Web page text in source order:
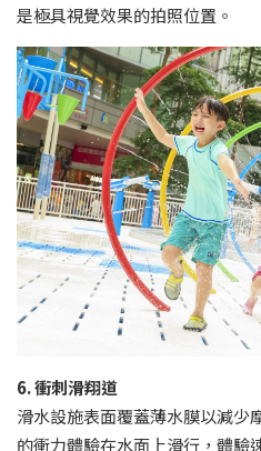
是極具視覺效果的拍照位置。
6. 衝刺滑翔道
滑水設施表面覆蓋薄水膜以減少
的衝力體驗在水面上滑行，體驗